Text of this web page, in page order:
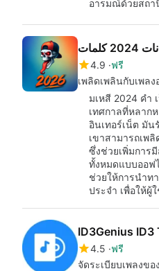
อารมณ์ด้วยสถา
كلمات
4.9 ฟรี
มเหสี 2024 คำ
เทศกาลที่หลาก
อินเทอร์เน็ต มั
เขาสามารถเพ
ซึ่งช่วยเพิ่มการ
ทั้งหมดแบบออฟ
ช่วยให้การนำท
ประจำ เพื่อให้ผู้
ID3Genius ID3
4.5 ฟรี
จัดระเบียบเพลงข